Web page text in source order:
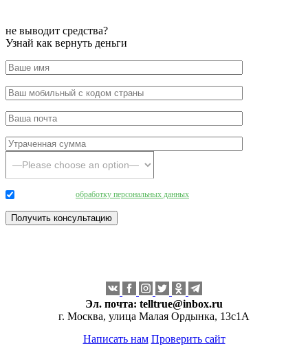
не выводит средства?
Узнай как вернуть деньги
обработку персональных данных
Эл. почта: telltrue@inbox.ru
г. Москва, улица Малая Ордынка, 13с1А
Написать нам Проверить сайт